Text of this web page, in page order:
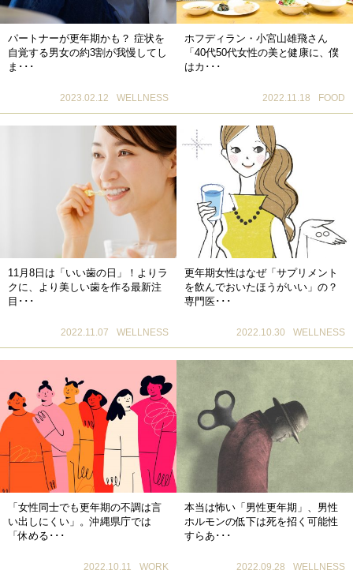
パートナーが更年期かも？ 症状を
自覚する男女の約3割が我慢してし
ま･･･
2023.02.12 WELLNESS
ホフディラン・小宮山雄飛さん
「40代50代女性の美と健康に、僕
はカ･･･
2022.11.18 FOOD
11月8日は「いい歯の日」！よりラ
クに、より美しい歯を作る最新注
目･･･
2022.11.07 WELLNESS
更年期女性はなぜ「サプリメント
を飲んでおいたほうがいい」の？
専門医･･･
2022.10.30 WELLNESS
「女性同士でも更年期の不調は言
い出しにくい」。沖縄県庁では
「休める･･･
2022.10.11 WORK
本当は怖い「男性更年期」、男性
ホルモンの低下は死を招く可能性
すらあ･･･
2022.09.28 WELLNESS